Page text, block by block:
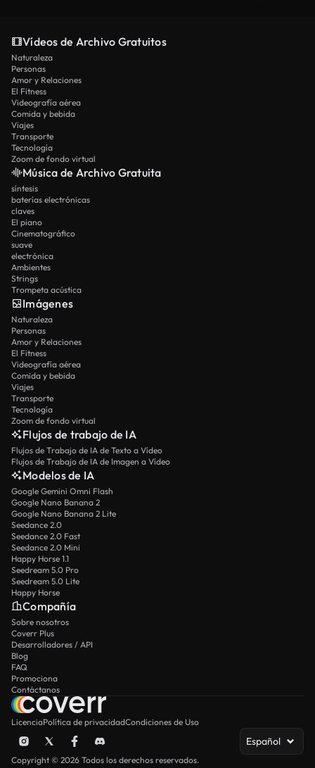
Vídeos de Archivo Gratuitos
Naturaleza
Personas
Amor y Relaciones
El Fitness
Videografía aérea
Comida y bebida
Viajes
Transporte
Tecnología
Zoom de fondo virtual
Música de Archivo Gratuita
síntesis
baterías electrónicas
claves
El piano
Cinematográfico
suave
electrónica
Ambientes
Strings
Trompeta acústica
Imágenes
Naturaleza
Personas
Amor y Relaciones
El Fitness
Videografía aérea
Comida y bebida
Viajes
Transporte
Tecnología
Zoom de fondo virtual
Flujos de trabajo de IA
Flujos de Trabajo de IA de Texto a Vídeo
Flujos de Trabajo de IA de Imagen a Vídeo
Modelos de IA
Google Gemini Omni Flash
Google Nano Banana 2
Google Nano Banana 2 Lite
Seedance 2.0
Seedance 2.0 Fast
Seedance 2.0 Mini
Happy Horse 1.1
Seedream 5.0 Pro
Seedream 5.0 Lite
Happy Horse
Compañía
Sobre nosotros
Coverr Plus
Desarrolladores / API
Blog
FAQ
Promociona
Contáctanos
LicenciaPolítica de privacidadCondiciones de Uso
Español
Copyright © 2026 Todos los derechos reservados.